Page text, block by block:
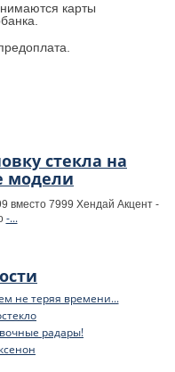
карты
стекла на
модели
вместо 7999 Хендай Акцент -
-...
не теряя времени...
радары!